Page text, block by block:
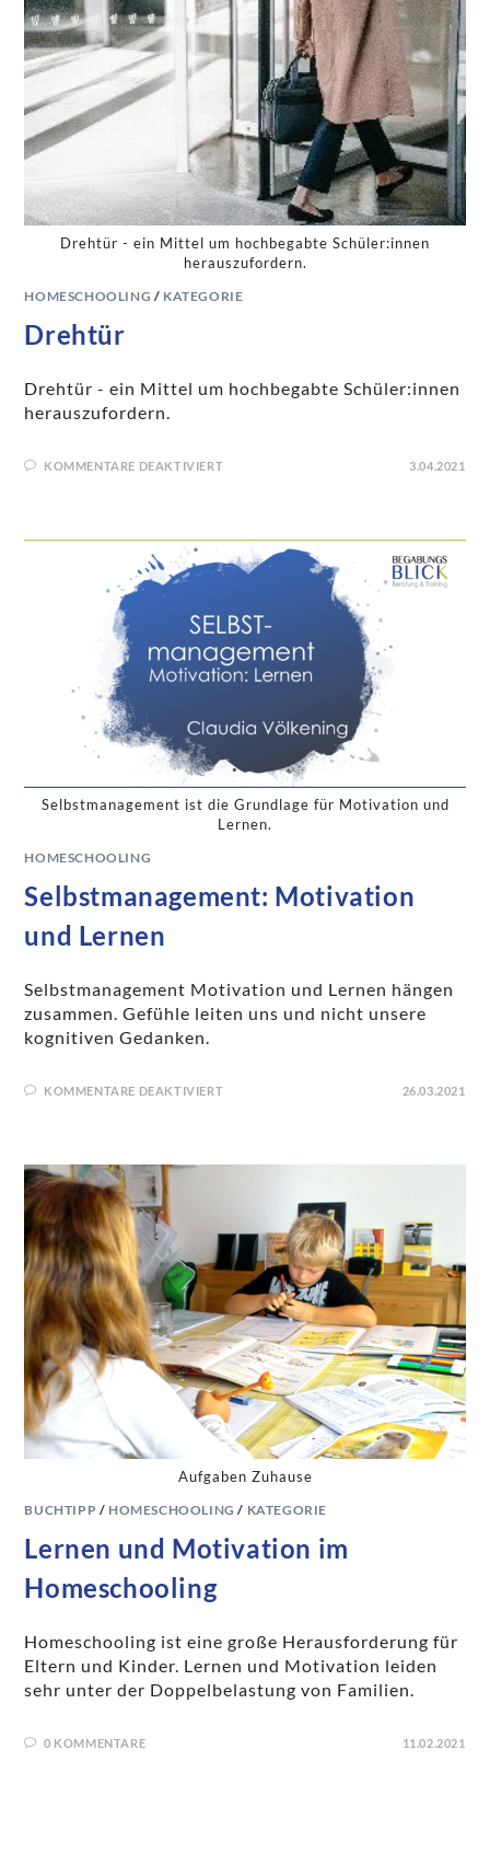
Drehtür - ein Mittel um hochbegabte Schüler:innen
herauszufordern.
HOMESCHOOLING / KATEGORIE
Drehtür
Drehtür - ein Mittel um hochbegabte Schüler:innen
herauszufordern.
KOMMENTARE DEAKTIVIERT 3.04.2021
Selbstmanagement ist die Grundlage für Motivation und
Lernen.
HOMESCHOOLING
Selbstmanagement: Motivation
und Lernen
Selbstmanagement Motivation und Lernen hängen
zusammen. Gefühle leiten uns und nicht unsere
kognitiven Gedanken.
KOMMENTARE DEAKTIVIERT 26.03.2021
Aufgaben Zuhause
BUCHTIPP / HOMESCHOOLING / KATEGORIE
Lernen und Motivation im
Homeschooling
Homeschooling ist eine große Herausforderung für
Eltern und Kinder. Lernen und Motivation leiden
sehr unter der Doppelbelastung von Familien.
0 KOMMENTARE 11.02.2021